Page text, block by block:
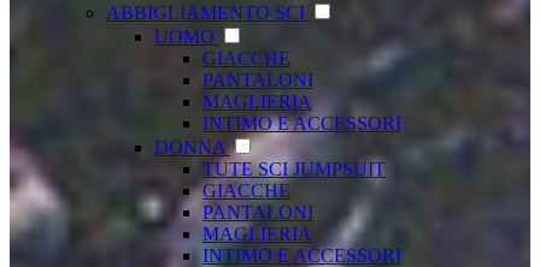
ABBIGLIAMENTO SCI
UOMO
GIACCHE
PANTALONI
MAGLIERIA
INTIMO E ACCESSORI
DONNA
TUTE SCI JUMPSUIT
GIACCHE
PANTALONI
MAGLIERIA
INTIMO E ACCESSORI